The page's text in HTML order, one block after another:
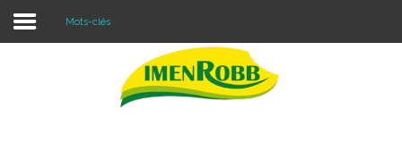
Mots-clés